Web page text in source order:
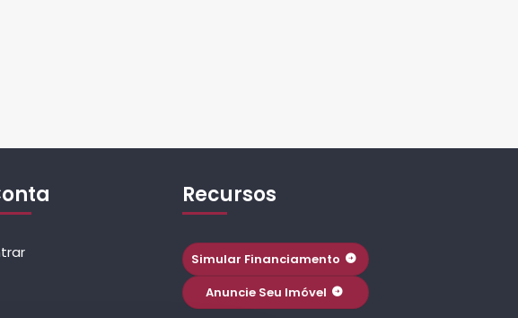
Recursos
Simular Financiamento
Anuncie Seu Imóvel